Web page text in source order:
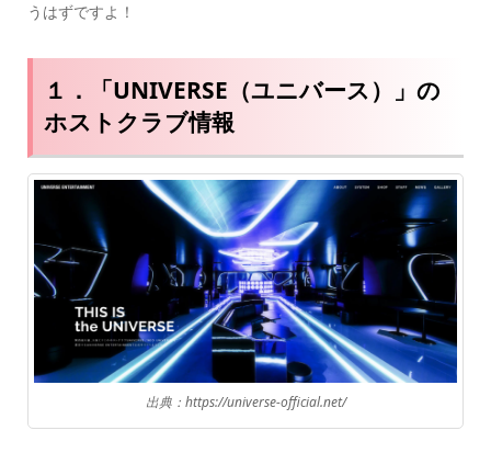
うはずですよ！
１．「UNIVERSE（ユニバース）」の
ホストクラブ情報
出典：https://universe-official.net/